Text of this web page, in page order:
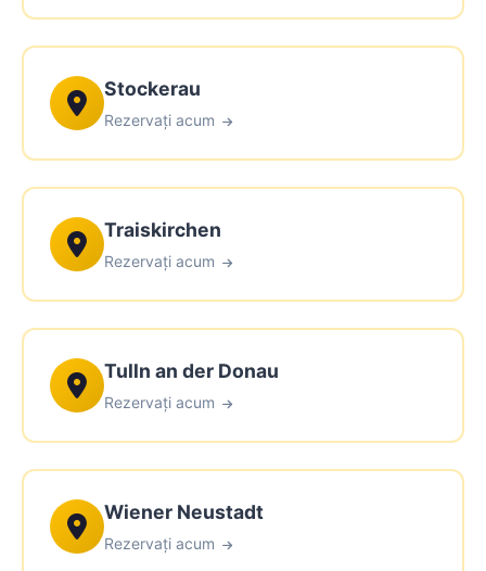
Stockerau
Rezervați acum
Traiskirchen
Rezervați acum
Tulln an der Donau
Rezervați acum
Wiener Neustadt
Rezervați acum